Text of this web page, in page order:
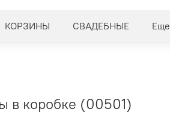
КОРЗИНЫ СВАДЕБНЫЕ Еще
в коробке (00501)